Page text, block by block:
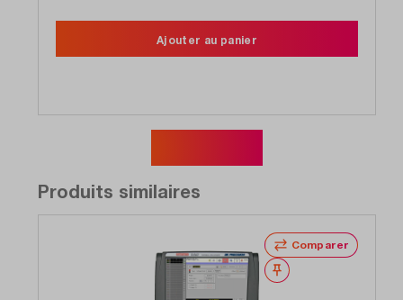
Ajouter au panier
Produits similaires
Comparer
Noter